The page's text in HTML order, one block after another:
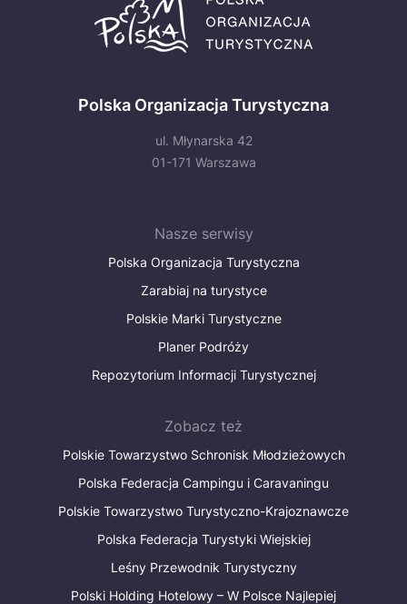
Polska Organizacja Turystyczna
ul. Młynarska 42
01-171 Warszawa
Nasze serwisy
Polska Organizacja Turystyczna
Zarabiaj na turystyce
Polskie Marki Turystyczne
Planer Podróży
Repozytorium Informacji Turystycznej
Zobacz też
Polskie Towarzystwo Schronisk Młodzieżowych
Polska Federacja Campingu i Caravaningu
Polskie Towarzystwo Turystyczno-Krajoznawcze
Polska Federacja Turystyki Wiejskiej
Leśny Przewodnik Turystyczny
Polski Holding Hotelowy – W Polsce Najlepiej